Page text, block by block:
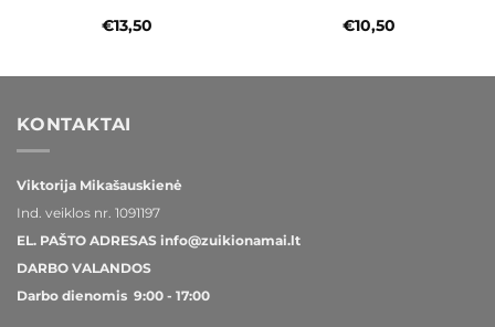
€13,50 €10,50
KONTAKTAI
Viktorija Mikašauskienė
Ind. veiklos nr. 1091197
EL. PAŠTO ADRESAS info@zuikionamai.lt
DARBO VALANDOS
Darbo dienomis 9:00 - 17:00